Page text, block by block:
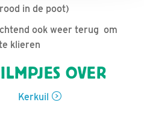
in de poot)
ook weer terug om
klieren
OVER
Kerkuil